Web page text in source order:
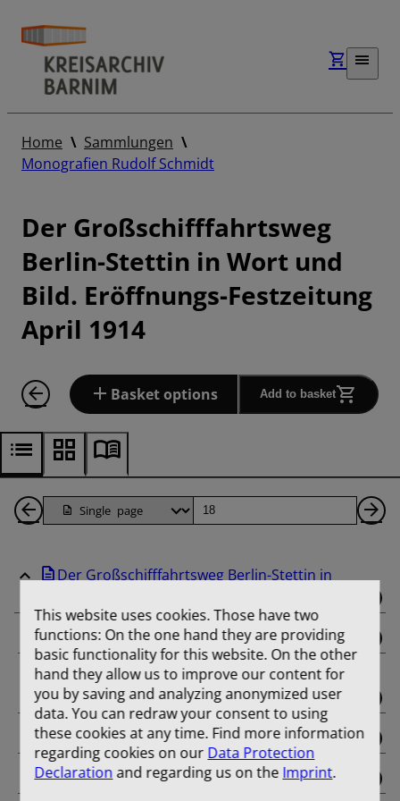
Home
Sammlungen
Monografien Rudolf Schmidt
Der Großschifffahrtsweg
Berlin-Stettin in Wort und
Bild. Eröffnungs-Festzeitung
April 1914
Basket options Add to basket
Back
Pages
Page
Der Großschifffahrtsweg Berlin-Stettin in
binding
Uebersichtskarte des Großschiffahrtweges
Berlin-Stettin ...
Einleitung
Industrie und Handel
This website uses cookies. Those have two
functions: On the one hand they are providing
basic functionality for this website. On the other
hand they allow us to improve our content for
you by saving and analyzing anonymized user
data. You can redraw your consent to using
these cookies at any time. Find more information
regarding cookies on our Data Protection
Declarationand regarding us on the Imprint.